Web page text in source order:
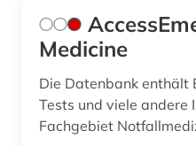
bücher (1)
care (1)
caritas (1)
Medicine
Die Datenbank enthält
Tests und viele andere
Fachgebiet